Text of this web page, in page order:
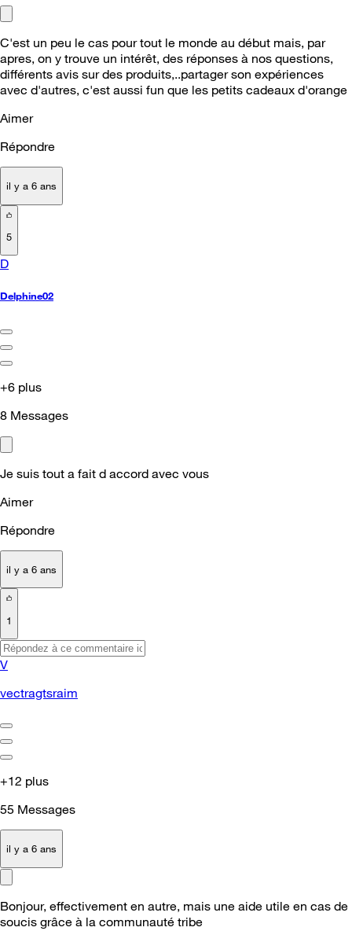
C'est un peu le cas pour tout le monde au début mais, par
apres, on y trouve un intérêt, des réponses à nos questions,
différents avis sur des produits,..partager son expériences
avec d'autres, c'est aussi fun que les petits cadeaux d'orange
Aimer
Répondre
il y a 6 ans
5
D
Delphine02
+6 plus
8 Messages
Je suis tout a fait d accord avec vous
Aimer
Répondre
il y a 6 ans
1
V
vectragtsraim
+12 plus
55 Messages
il y a 6 ans
Bonjour, effectivement en autre, mais une aide utile en cas de
soucis grâce à la communauté tribe